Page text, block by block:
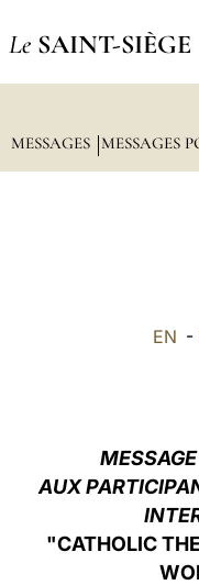
Le SAINT-SIÈGE
MESSAGES MESSAGES
EN -
AUX
"CATHOLIC